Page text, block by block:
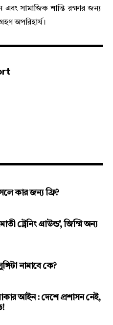
এবং সামাজিক শান্তি রক্ষার জন্য
অপরিহার্য।
কার জন্য ফ্রি?
ট্রেনিং গ্রাউন্ড’, জিম্মি অন্য
নামাবে কে?
আইন : দেশে প্রশাসন নেই,